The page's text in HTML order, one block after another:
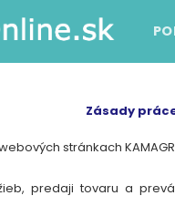
Zásady
stránkach
predaji tovaru a